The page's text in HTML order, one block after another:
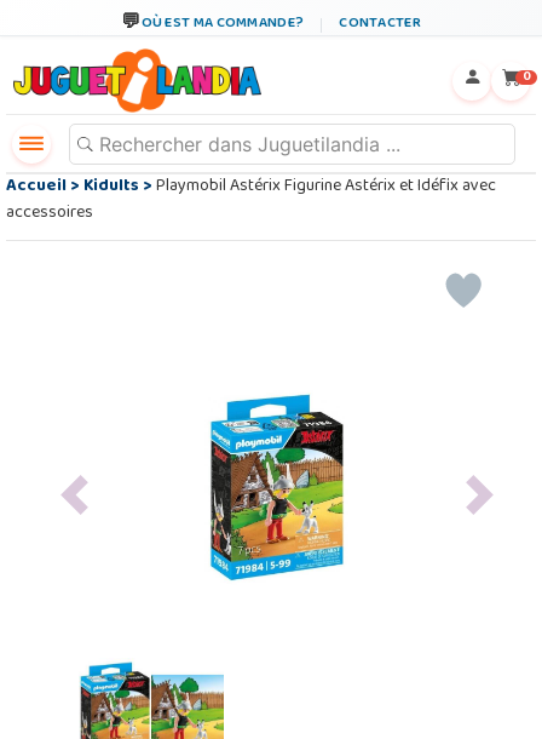
OÙ EST MA COMMANDE? CONTACTER
0
Accueil>Kidults>Playmobil Astérix Figurine Astérix et Idéfix avec
accessoires
Previous Next